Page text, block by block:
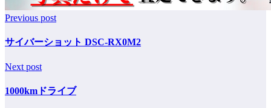
Previous post
サイバーショット DSC-RX0M2
Next post
1000kmドライブ